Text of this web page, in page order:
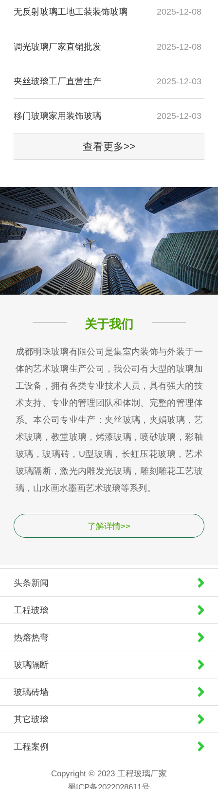
无反射玻璃工地工装装饰玻璃 2025-12-08
调光玻璃厂家直销批发 2025-12-08
夹丝玻璃工厂直营生产 2025-12-03
移门玻璃家用装饰玻璃 2025-12-03
查看更多>>
关于我们
成都明珠玻璃有限公司是集室内装饰与外装于一
体的艺术玻璃生产公司，我公司有大型的玻璃加
工设备，拥有各类专业技术人员，具有强大的技
术支持、专业的管理团队和体制、完整的管理体
系。本公司专业生产：夹丝玻璃，夹娟玻璃，艺
术玻璃，教堂玻璃，烤漆玻璃，喷砂玻璃，彩釉
玻璃，玻璃砖，U型玻璃，长虹压花玻璃，艺术
玻璃隔断，激光内雕发光玻璃，雕刻雕花工艺玻
璃，山水画水墨画艺术玻璃等系列。
了解详情>>
头条新闻
工程玻璃
热熔热弯
玻璃隔断
玻璃砖墙
其它玻璃
工程案例
Copyright © 2023 工程玻璃厂家
蜀ICP备2022028611号